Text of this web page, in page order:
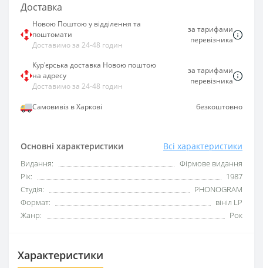
Основні характеристики Всі характеристики
Видання:
Фірмове видання
Рік:
1987
Студія:
PHONOGRAM
Формат:
вініл LP
Жанр:
Рок
Доставка
Новою Поштою у відділення та
поштомати
Доставимо за 24-48 годин
за тарифами
перевізника
Кур'єрська доставка Новою поштою
на адресу
Доставимо за 24-48 годин
за тарифами
перевізника
Самовивіз в Харкові безкоштовно
Характеристики